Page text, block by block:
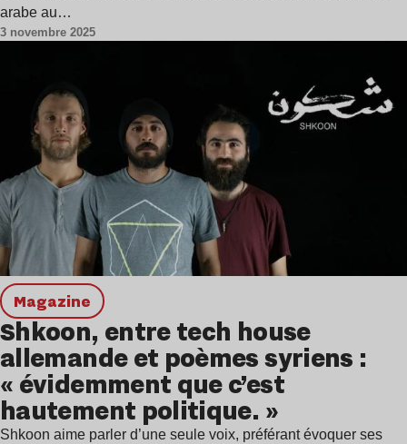
arabe au…
3 novembre 2025
magazine
Shkoon, entre tech house
allemande et poèmes syriens :
« évidemment que c’est
hautement politique. »
Shkoon aime parler d’une seule voix, préférant évoquer ses